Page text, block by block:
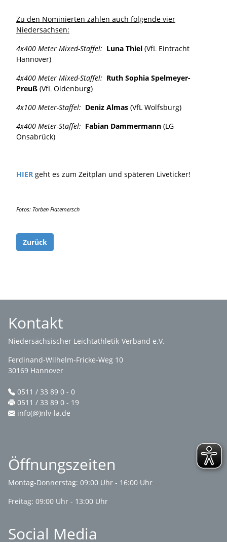
Zu den Nominierten zählen auch folgende vier
Niedersachsen:
4x400 Meter Mixed-Staffel: Luna Thiel (VfL Eintracht
Hannover)
4x400 Meter Mixed-Staffel: Ruth Sophia Spelmeyer-
Preuß (VfL Oldenburg)
4x100 Meter-Staffel: Deniz Almas (VfL Wolfsburg)
4x400 Meter-Staffel: Fabian Dammermann (LG
Onsabrück)
HIER geht es zum Zeitplan und späteren Liveticker!
Fotos: Torben Flatemersch
Zurück
Kontakt
Niedersächsischer Leichtathletik-Verband e.V.
Ferdinand-Wilhelm-Fricke-Weg 10
30169 Hannover
0511 / 33 89 0 - 0
0511 / 33 89 0 - 19
info(@)nlv-la.de
Öffnungszeiten
Montag-Donnerstag: 09:00 Uhr - 16:00 Uhr
Freitag: 09:00 Uhr - 13:00 Uhr
Social Media